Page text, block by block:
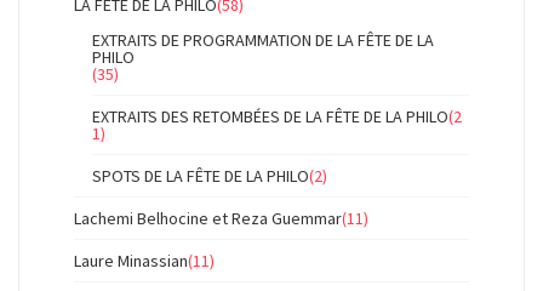
LA FÊTE DE LA PHILO(58)
EXTRAITS DE PROGRAMMATION DE LA FÊTE DE LA
PHILO
(35)
EXTRAITS DES RETOMBÉES DE LA FÊTE DE LA PHILO(2
1)
SPOTS DE LA FÊTE DE LA PHILO(2)
Lachemi Belhocine et Reza Guemmar(11)
Laure Minassian(11)